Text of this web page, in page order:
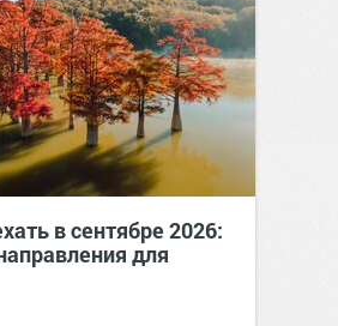
в сентябре 2026:
для